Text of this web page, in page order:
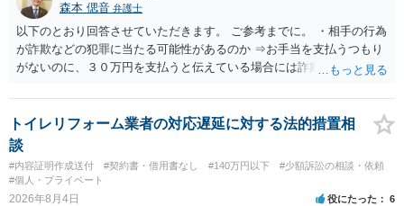
森本 偲音 弁護士
以下のとおり回答させていただきます。 ご参考までに。 ・相手の行為
が詐欺などの犯罪に当たる可能性があるのか ⇒お手当を支払うつもり
がないのに、３０万円を支払うと伝えている場合には詐欺罪に該当す
段が取れるのか ⇒契約に基づく履行請求として３０万円を請求するこ
とが考えられますが、 パパ活の契約は、売春防止法に抵触する契約
であるため、公序良俗に反する契約として 民法上無効（民法９０
条）となるため、相手方に請求できない可能性が高いです。 ・相手の
氏名や住所が分からない状態でも対応可能なのか ⇒訴訟等の裁判上の
手続を利用する場合には、原則として相手方の住所・氏名を把握して
トイレリフォーム業者の対応遅延に対する法的措置相
談
#内容証明作成送付 #契約書・借用書なし #140万円以下
#少額訴訟の相談・依頼
#個人・プライベート
2026年8月4日 役にたった 6